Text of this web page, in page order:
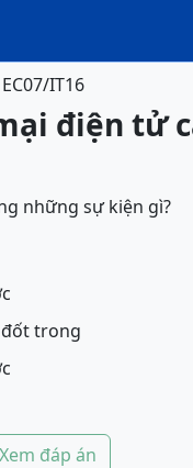
IT16
điện tử
những sự kiện gì?
trong
Xem đáp án